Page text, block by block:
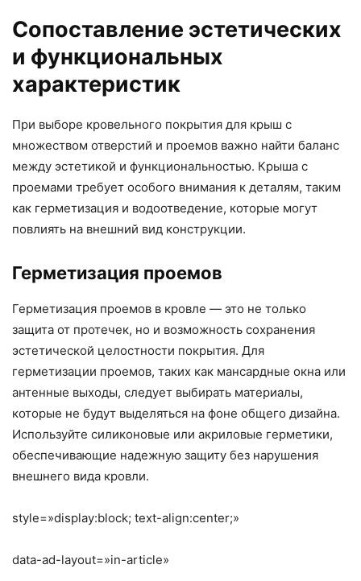
Сопоставление эстетических
и функциональных
характеристик
При выборе кровельного покрытия для крыш с
множеством отверстий и проемов важно найти баланс
между эстетикой и функциональностью. Крыша с
проемами требует особого внимания к деталям, таким
как герметизация и водоотведение, которые могут
повлиять на внешний вид конструкции.
Герметизация проемов
Герметизация проемов в кровле — это не только
защита от протечек, но и возможность сохранения
эстетической целостности покрытия. Для
герметизации проемов, таких как мансардные окна или
антенные выходы, следует выбирать материалы,
которые не будут выделяться на фоне общего дизайна.
Используйте силиконовые или акриловые герметики,
обеспечивающие надежную защиту без нарушения
внешнего вида кровли.
style=»display:block; text-align:center;»
data-ad-layout=»in-article»